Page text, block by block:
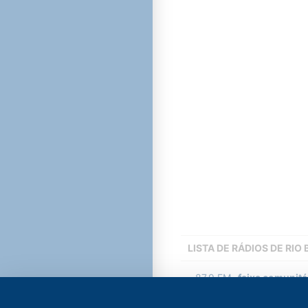
LISTA DE RÁDIOS DE RIO
87.9 FM faixa